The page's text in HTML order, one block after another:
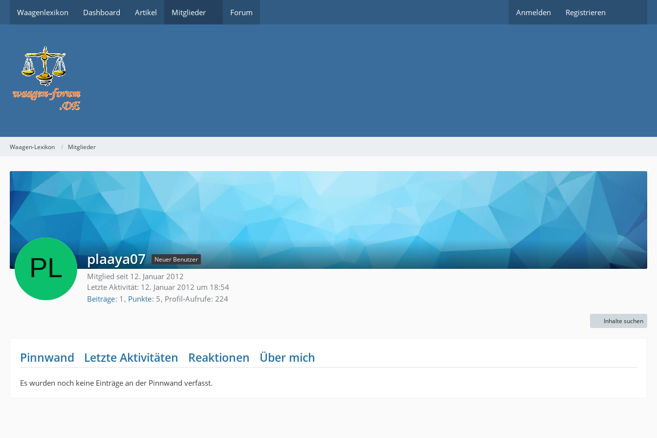
Waagenlexikon Dashboard Artikel Mitglieder Forum Anmelden Registrieren
Waagen-Lexikon Mitglieder
plaaya07 Neuer Benutzer
Mitglied seit 12. Januar 2012
Letzte Aktivität: 12. Januar 2012 um 18:54
Beiträge 1 Punkte 5 Profil-Aufrufe 224
Inhalte suchen
Pinnwand Letzte Aktivitäten Reaktionen Über mich
Es wurden noch keine Einträge an der Pinnwand verfasst.